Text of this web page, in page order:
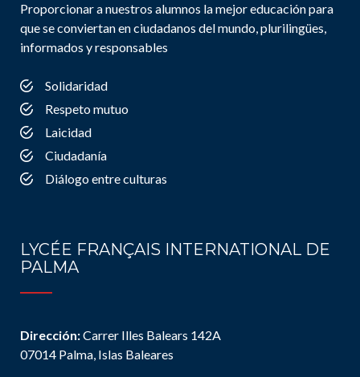
Proporcionar a nuestros alumnos la mejor educación para
que se conviertan en ciudadanos del mundo, plurilingües,
informados y responsables
Solidaridad
Respeto mutuo
Laicidad
Ciudadanía
Diálogo entre culturas
LYCÉE FRANÇAIS INTERNATIONAL DE
PALMA
Dirección:Carrer Illes Balears 142A
07014 Palma, Islas Baleares